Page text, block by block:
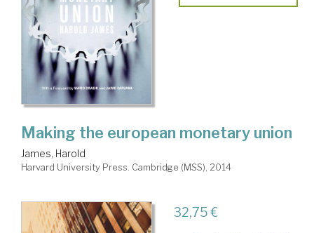
Making the european monetary union
James, Harold
Harvard University Press. Cambridge (MSS), 2014
32,75 €